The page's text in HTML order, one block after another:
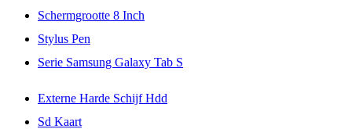
Schermgrootte 8 Inch
Stylus Pen
Serie Samsung Galaxy Tab S
Externe Harde Schijf Hdd
Sd Kaart